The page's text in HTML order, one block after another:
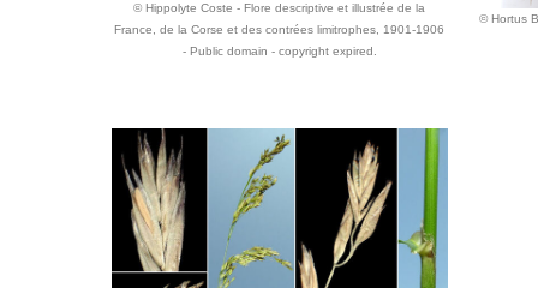
© Hippolyte Coste - Flore descriptive et illustrée de la
France, de la Corse et des contrées limitrophes, 1901-1906
- Public domain - copyright expired.
© Hortus